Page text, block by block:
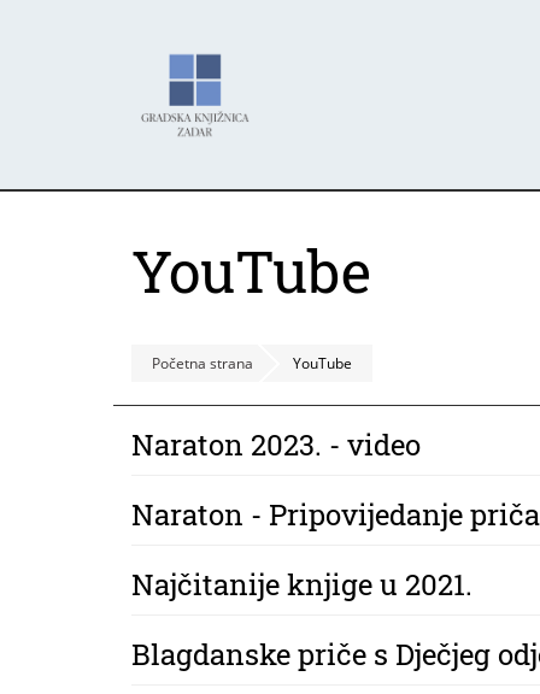
YouTube
Početna strana YouTube
Naraton 2023. - video
Naraton - Pripovijedanje priča
Najčitanije knjige u 2021.
Blagdanske priče s Dječjeg